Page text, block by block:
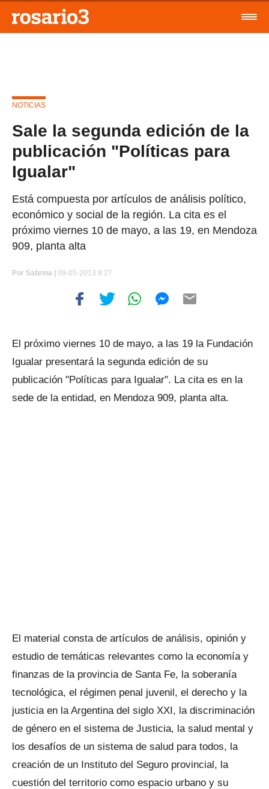
NOTICIAS
Sale la segunda edición de la
publicación "Políticas para
Igualar"
Está compuesta por artículos de análisis político,
económico y social de la región. La cita es el
próximo viernes 10 de mayo, a las 19, en Mendoza
909, planta alta
Por Sabrina | 09-05-2013 8:27
El próximo viernes 10 de mayo, a las 19 la Fundación
Igualar presentará la segunda edición de su
publicación "Políticas para Igualar". La cita es en la
sede de la entidad, en Mendoza 909, planta alta.
El material consta de artículos de análisis, opinión y
estudio de temáticas relevantes como la economía y
finanzas de la provincia de Santa Fe, la soberanía
tecnológica, el régimen penal juvenil, el derecho y la
justicia en la Argentina del siglo XXI, la discriminación
de género en el sistema de Justicia, la salud mental y
los desafíos de un sistema de salud para todos, la
creación de un Instituto del Seguro provincial, la
cuestión del territorio como espacio urbano y su